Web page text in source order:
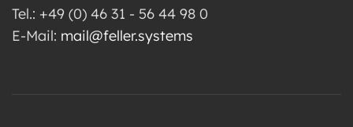
Tel.: +49 (0) 46 31 - 56 44 98 0
E-Mail: mail@feller.systems